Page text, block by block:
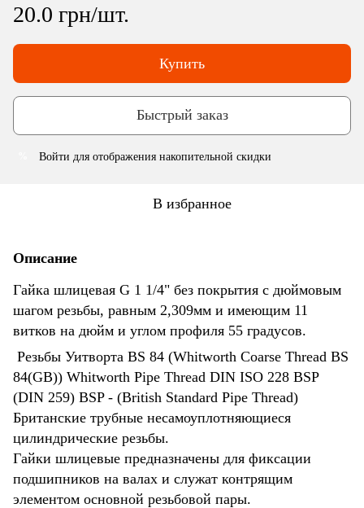
20.0 грн/шт.
Купить
Быстрый заказ
Войти для отображения накопительной скидки
В избранное
Описание
Гайка шлицевая G 1 1/4" без покрытия с дюймовым
шагом резьбы, равным 2,309мм и имеющим 11
витков на дюйм и углом профиля 55 градусов.
Резьбы Уитворта BS 84 (Whitworth Coarse Thread BS
84(GB)) Whitworth Pipe Thread DIN ISO 228 BSP
(DIN 259) BSP - (British Standard Pipe Thread)
Британские трубные несамоуплотняющиеся
цилиндрические резьбы.
Гайки шлицевые предназначены для фиксации
подшипников на валах и служат контрящим
элементом основной резьбовой пары.